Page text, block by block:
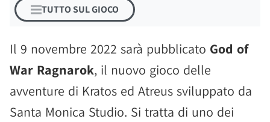
TUTTO SUL GIOCO
Il 9 novembre 2022 sarà pubblicato God of
War Ragnarok, il nuovo gioco delle
avventure di Kratos ed Atreus sviluppato da
Santa Monica Studio. Si tratta di uno dei